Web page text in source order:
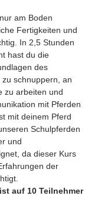
am Boden
Fertigkeiten und
In 2,5 Stunden
hast du die
des
schnuppern, an
zu arbeiten und
mit Pferden
mit deinem Pferd
Schulpferden
und
da dieser Kurs
der
auf 10 Teilnehmer